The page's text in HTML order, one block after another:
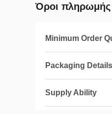
Όροι πληρωμής
Minimum Order
Packaging Details
Supply Ability